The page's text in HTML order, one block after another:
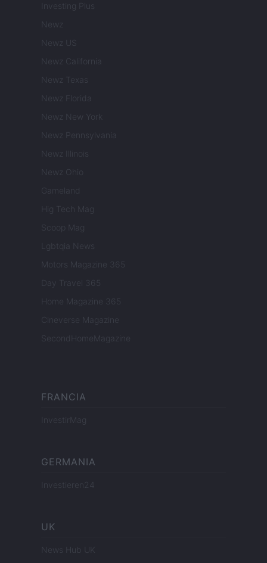
Investing Plus
Newz
Newz US
Newz California
Newz Texas
Newz Florida
Newz New York
Newz Pennsylvania
Newz Illinois
Newz Ohio
Gameland
Hig Tech Mag
Scoop Mag
Lgbtqia News
Motors Magazine 365
Day Travel 365
Home Magazine 365
Cineverse Magazine
SecondHomeMagazine
FRANCIA
InvestirMag
GERMANIA
Investieren24
UK
News Hub UK